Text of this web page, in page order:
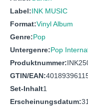
Label:INK MUSIC
Format:Vinyl Album
Genre:Pop
Untergenre:Pop
Produktnummer:
GTIN/EAN:
Set-Inhalt1
Erscheinungsdatum: